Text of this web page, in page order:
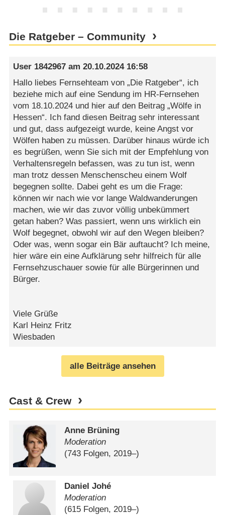
Die Ratgeber – Community
User 1842967 am20.10.2024 16:58
Hallo liebes Fernsehteam von „Die Ratgeber“, ich
beziehe mich auf eine Sendung im HR-Fernsehen
vom 18.10.2024 und hier auf den Beitrag „Wölfe in
Hessen“. Ich fand diesen Beitrag sehr interessant
und gut, dass aufgezeigt wurde, keine Angst vor
Wölfen haben zu müssen. Darüber hinaus würde ich
es begrüßen, wenn Sie sich mit der Empfehlung von
Verhaltensregeln befassen, was zu tun ist, wenn
man trotz dessen Menschenscheu einem Wolf
begegnen sollte. Dabei geht es um die Frage:
können wir nach wie vor lange Waldwanderungen
machen, wie wir das zuvor völlig unbekümmert
getan haben? Was passiert, wenn uns wirklich ein
Wolf begegnet, obwohl wir auf den Wegen bleiben?
Oder was, wenn sogar ein Bär auftaucht? Ich meine,
hier wäre ein eine Aufklärung sehr hilfreich für alle
Fernsehzuschauer sowie für alle Bürgerinnen und
Bürger.
Viele Grüße
Karl Heinz Fritz
Wiesbaden
alle Beiträge ansehen
Cast & Crew
Anne Brüning
Moderation
(743 Folgen, 2019⁠–⁠)
Daniel Johé
Moderation
(615 Folgen, 2019⁠–⁠)